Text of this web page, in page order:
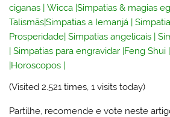
ciganas |Wicca |Simpatias & magias
Talismãs|Simpatias a Iemanjá |
Prosperidade |Simpatias angelicais |
|Simpatias para engravidar Feng Shui
Horoscopos
(Visited 2.521 times, 1 visits today)
Partilhe, recomende e vote neste